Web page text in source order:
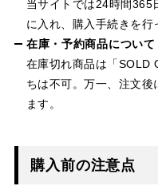
当サイトでは24時間365
に入れ、購入手続きを行
在庫・予約商品について
在庫切れ商品は「SOLD
ちは不可。万一、注文後
ます。
購入前の注意点